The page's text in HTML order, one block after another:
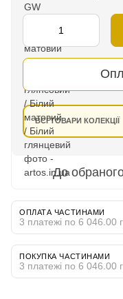
ВСІ ТОВАРИ КОЛЕКЦІЇ
До
ОПЛАТА ЧАСТИНАМИ
3 платежі по 6 046.00
ПОКУПКА ЧАСТИНАМИ
3 платежі по 6 046.00